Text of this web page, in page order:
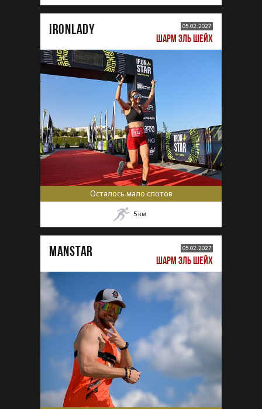
IRONLADY 05.02.2027
ШАРМ ЭЛЬ ШЕЙХ
Осталось мало слотов
5 км
MANSTAR 05.02.2027
ШАРМ ЭЛЬ ШЕЙХ